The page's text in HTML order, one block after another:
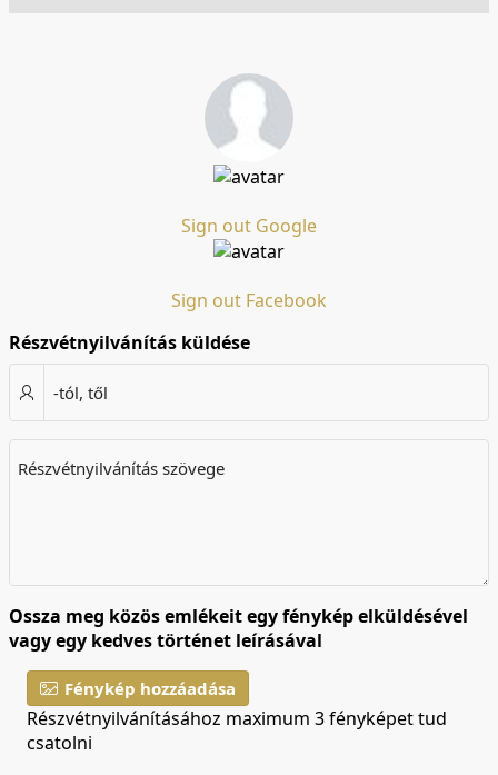
Sign out Google
Sign out Facebook
Részvétnyilvánítás küldése
-tól, től
Részvétnyilvánítás szövege
Ossza meg közös emlékeit egy fénykép elküldésével
vagy egy kedves történet leírásával
Fénykép hozzáadása
Részvétnyilvánításához maximum 3 fényképet tud
csatolni